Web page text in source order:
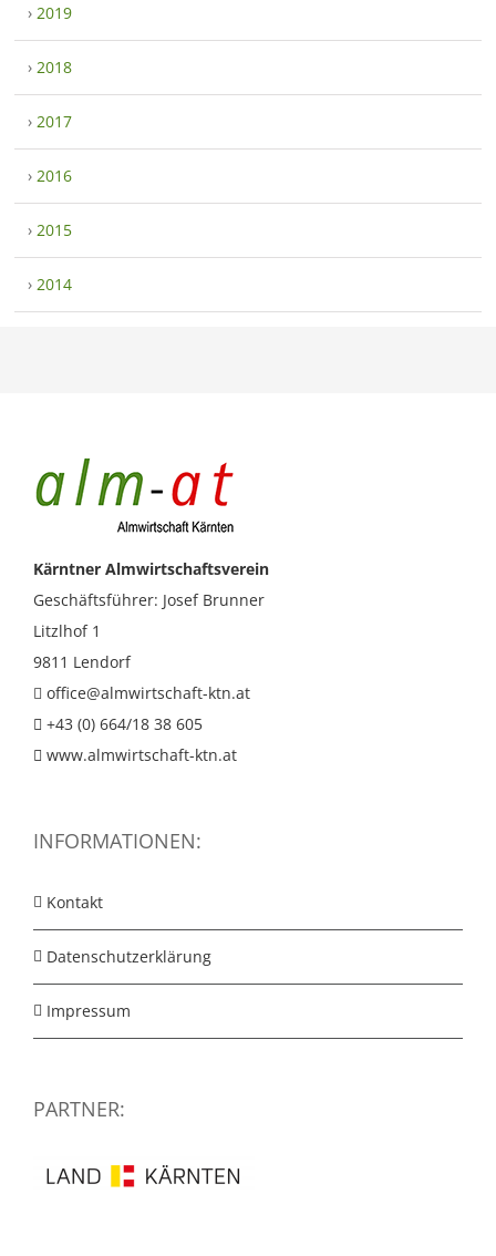
›2019
›2018
›2017
›2016
›2015
›2014
Kärntner Almwirtschaftsverein
Geschäftsführer: Josef Brunner
Litzlhof 1
9811 Lendorf
office@almwirtschaft-ktn.at
+43 (0) 664/18 38 605
www.almwirtschaft-ktn.at
INFORMATIONEN:
Kontakt
Datenschutzerklärung
Impressum
PARTNER: